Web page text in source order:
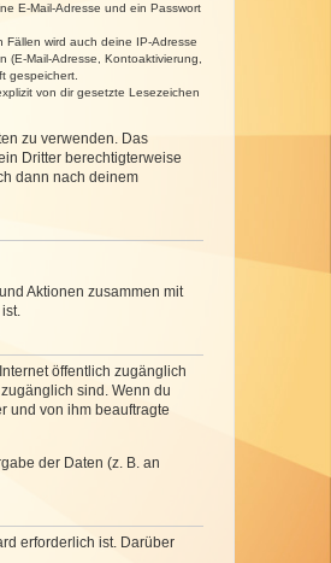
E-Mail-Adresse und ein Passwort
wird auch deine IP-Adresse
(E-Mail-Adresse, Kontoaktivierung,
gespeichert.
von dir gesetzte Lesezeichen
zu verwenden. Das
Dritter berechtigterweise
dann nach deinem
Aktionen zusammen mit
öffentlich zugänglich
sind. Wenn du
und von ihm beauftragte
der Daten (z. B. an
erforderlich ist. Darüber